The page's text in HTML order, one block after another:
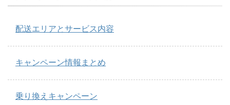
配送エリアとサービス内容
キャンペーン情報まとめ
乗り換えキャンペーン